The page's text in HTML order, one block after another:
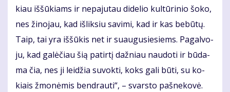
kiau iš­šū­kiams ir ne­pa­ju­tau di­de­lio kul­tū­ri­nio šo­ko,
nes ži­no­jau, kad iš­lik­siu sa­vi­mi, kad ir kas be­bū­tų.
Taip, tai yra iš­šū­kis net ir su­au­gu­sie­siems. Pa­gal­vo­
ju, kad ga­lė­čiau šią pa­tir­tį daž­niau nau­do­ti ir bū­da­
ma čia, nes ji lei­džia su­vok­ti, koks ga­li bū­ti, su ko­
kiais žmo­nė­mis ben­drau­ti“, – svars­to pa­šne­ko­vė.